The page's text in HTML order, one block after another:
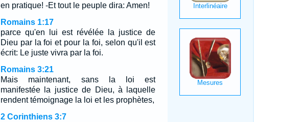
en pratique! -Et tout le peuple dira: Amen!
Romains 1:17
parce qu'en lui est révélée la justice de
Dieu par la foi et pour la foi, selon qu'il est
écrit: Le juste vivra par la foi.
Romains 3:21
Mais maintenant, sans la loi est
manifestée la justice de Dieu, à laquelle
rendent témoignage la loi et les prophètes,
2 Corinthiens 3:7